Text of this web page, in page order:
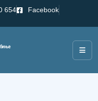
654
Facebook